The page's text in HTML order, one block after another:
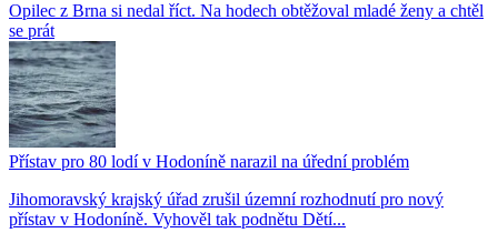
Opilec z Brna si nedal říct. Na hodech obtěžoval mladé ženy a chtěl
se prát
Přístav pro 80 lodí v Hodoníně narazil na úřední problém
Jihomoravský krajský úřad zrušil územní rozhodnutí pro nový
přístav v Hodoníně. Vyhověl tak podnětu Dětí...